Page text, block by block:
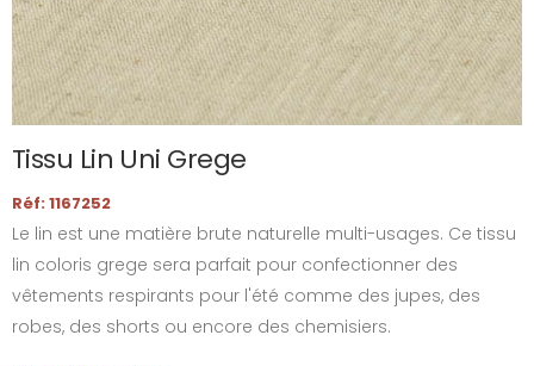
Tissu Lin Uni Grege
Réf: 1167252
Le lin est une matière brute naturelle multi-usages. Ce tissu
lin coloris grege sera parfait pour confectionner des
vêtements respirants pour l'été comme des jupes, des
robes, des shorts ou encore des chemisiers.